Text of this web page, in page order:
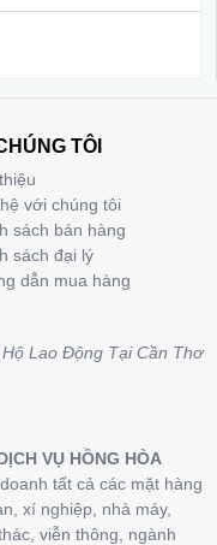
TÔI
với chúng tôi
sách bán hàng
sách đại lý
dẫn mua hàng
Lao Động Tại Cần Thơ
VỤ HỒNG HÒA
tất cả các mặt hàng
xí nghiệp, nhà máy,
viễn thông, ngành